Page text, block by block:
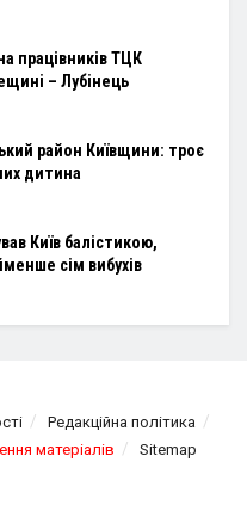
працівників ТЦК
– Лубінець
район Київщини: троє
дитина
Київ балістикою,
сім вибухів
Редакційна політика
матеріалів Sitemap